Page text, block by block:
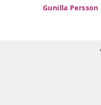
Gunilla Persson